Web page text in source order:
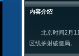
内容介绍
北京时间2月11
区线抽射破僵局。